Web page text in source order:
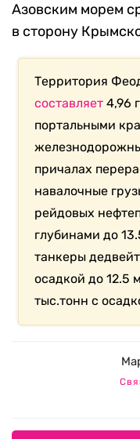
Азовским морем
в сторону
Территория
составляет 4,96
портальными
причалах
навалочные
рейдовых
глубинами до
танкеры
осадкой до
тыс.тонн с